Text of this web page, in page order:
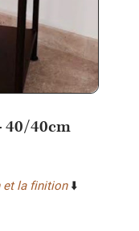
40/40cm
et la finition⬇️